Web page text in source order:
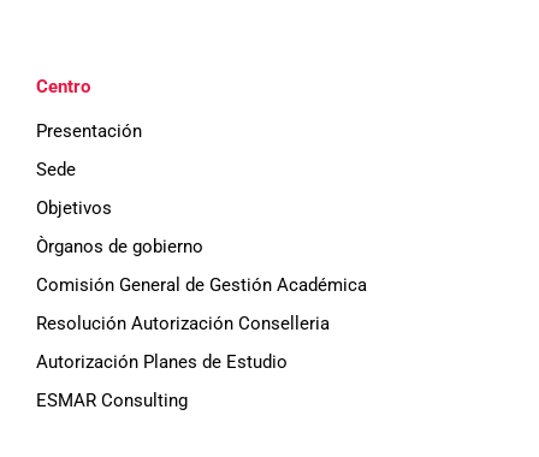
Centro
Presentación
Sede
Objetivos
Òrganos de gobierno
Comisión General de Gestión Académica
Resolución Autorización Conselleria
Autorización Planes de Estudio
ESMAR Consulting